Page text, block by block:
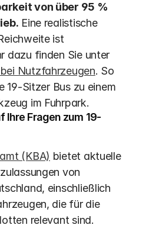
von über 95 %
Eine realistische
ist
Nutzfahrzeugen. So
19-Sitzer Bus zu einem
im Fuhrpark.
Ihre Fragen zum 19-
(KBA) bietet aktuelle
von
einschließlich
die für die
relevant sind.